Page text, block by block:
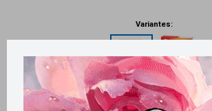
Variantes:
Métodos y costos de envío